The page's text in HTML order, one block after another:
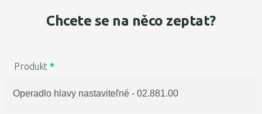
Chcete se na něco zeptat?
Produkt*